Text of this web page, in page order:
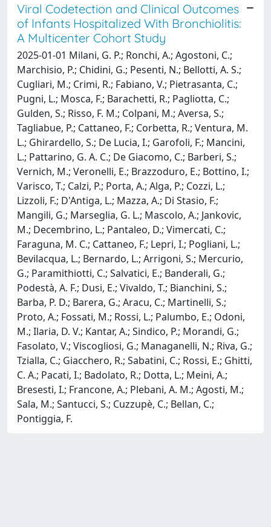
Viral Codetection and Clinical Outcomes
of Infants Hospitalized With Bronchiolitis:
A Multicenter Cohort Study
2025-01-01 Milani, G. P.; Ronchi, A.; Agostoni, C.;
Marchisio, P.; Chidini, G.; Pesenti, N.; Bellotti, A. S.;
Cugliari, M.; Crimi, R.; Fabiano, V.; Pietrasanta, C.;
Pugni, L.; Mosca, F.; Barachetti, R.; Pagliotta, C.;
Gulden, S.; Risso, F. M.; Colpani, M.; Aversa, S.;
Tagliabue, P.; Cattaneo, F.; Corbetta, R.; Ventura, M.
L.; Ghirardello, S.; De Lucia, I.; Garofoli, F.; Mancini,
L.; Pattarino, G. A. C.; De Giacomo, C.; Barberi, S.;
Vernich, M.; Veronelli, E.; Brazzoduro, E.; Bottino, I.;
Varisco, T.; Calzi, P.; Porta, A.; Alga, P.; Cozzi, L.;
Lizzoli, F.; D'Antiga, L.; Mazza, A.; Di Stasio, F.;
Mangili, G.; Marseglia, G. L.; Mascolo, A.; Jankovic,
M.; Decembrino, L.; Pantaleo, D.; Vimercati, C.;
Faraguna, M. C.; Cattaneo, F.; Lepri, I.; Pogliani, L.;
Bevilacqua, L.; Bernardo, L.; Arrigoni, S.; Mercurio,
G.; Paramithiotti, C.; Salvatici, E.; Banderali, G.;
Podestà, A. F.; Dusi, E.; Vivaldo, T.; Bianchini, S.;
Barba, P. D.; Barera, G.; Aracu, C.; Martinelli, S.;
Proto, A.; Fossati, M.; Rossi, L.; Palumbo, E.; Odoni,
M.; Ilaria, D. V.; Kantar, A.; Sindico, P.; Morandi, G.;
Fasolato, V.; Viscogliosi, G.; Managanelli, N.; Riva, G.;
Tzialla, C.; Giacchero, R.; Sabatini, C.; Rossi, E.; Ghitti,
C. A.; Pacati, I.; Badolato, R.; Dotta, L.; Meini, A.;
Bresesti, I.; Francone, A.; Plebani, A. M.; Agosti, M.;
Sala, M.; Santucci, S.; Cuzzupè, C.; Bellan, C.;
Pontiggia, F.